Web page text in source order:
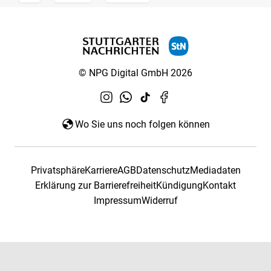
© NPG Digital GmbH 2026
Wo Sie uns noch folgen können
PrivatsphäreKarriereAGBDatenschutzMediadaten
Erklärung zur BarrierefreiheitKündigungKontakt
ImpressumWiderruf